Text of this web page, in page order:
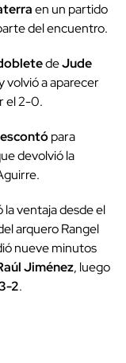
en un partido
del encuentro.
deJude
volvió a aparecer
el 2-0.
para
devolvió la
la ventaja desde el
arquero Rangel
nueve minutos
Jiménez, luego
2.